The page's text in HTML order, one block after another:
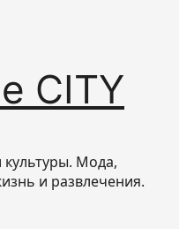
CITY
культуры. Мода,
и развлечения.